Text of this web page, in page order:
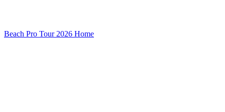
Beach Pro Tour 2026 Home